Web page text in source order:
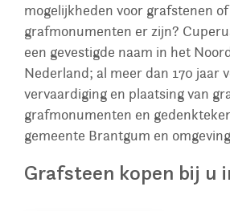
mogelijkheden voor grafstenen of
grafmonumenten er zijn?
een gevestigde naam in het
Nederland; al meer dan 170 jaar
vervaardiging en plaatsing van
grafmonumenten en
gemeente Brantgum en
Grafsteen kopen bij u